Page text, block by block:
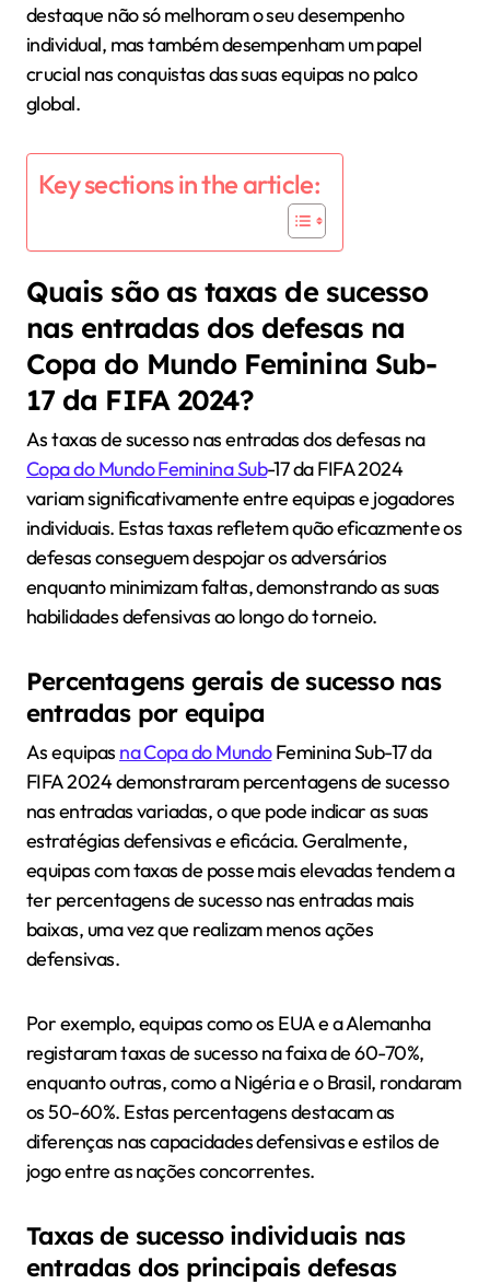
destaque não só melhoram o seu desempenho
individual, mas também desempenham um papel
crucial nas conquistas das suas equipas no palco
global.
Key sections in the article:
Quais são as taxas de sucesso
nas entradas dos defesas na
Copa do Mundo Feminina Sub-
17 da FIFA 2024?
As taxas de sucesso nas entradas dos defesas na
Copa do Mundo Feminina Sub-17 da FIFA 2024
variam significativamente entre equipas e jogadores
individuais. Estas taxas refletem quão eficazmente os
defesas conseguem despojar os adversários
enquanto minimizam faltas, demonstrando as suas
habilidades defensivas ao longo do torneio.
Percentagens gerais de sucesso nas
entradas por equipa
As equipas na Copa do MundoFeminina Sub-17 da
FIFA 2024 demonstraram percentagens de sucesso
nas entradas variadas, o que pode indicar as suas
estratégias defensivas e eficácia. Geralmente,
equipas com taxas de posse mais elevadas tendem a
ter percentagens de sucesso nas entradas mais
baixas, uma vez que realizam menos ações
defensivas.
Por exemplo, equipas como os EUA e a Alemanha
registaram taxas de sucesso na faixa de 60-70%,
enquanto outras, como a Nigéria e o Brasil, rondaram
os 50-60%. Estas percentagens destacam as
diferenças nas capacidades defensivas e estilos de
jogo entre as nações concorrentes.
Taxas de sucesso individuais nas
entradas dos principais defesas